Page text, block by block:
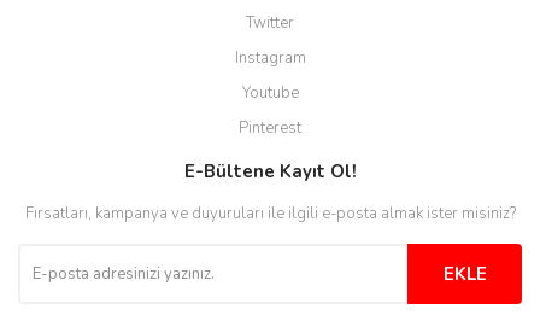
Twitter
Instagram
Youtube
Pinterest
E-Bültene Kayıt Ol!
Fırsatları, kampanya ve duyuruları ile ilgili e-posta almak ister misiniz?
EKLE